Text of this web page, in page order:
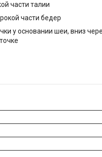
части талии
части бедер
у основании шеи, вниз